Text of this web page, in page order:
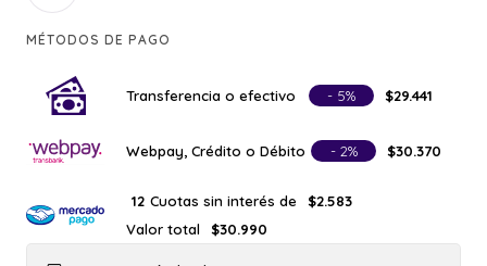
MÉTODOS DE PAGO
Transferencia o efectivo - 5% $29.441
Webpay, Crédito o Débito - 2% $30.370
12 Cuotas sin interés de
$2.583
Valor total
$30.990